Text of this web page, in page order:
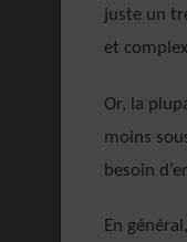
juste un
et
Or, la
moins
besoin
En